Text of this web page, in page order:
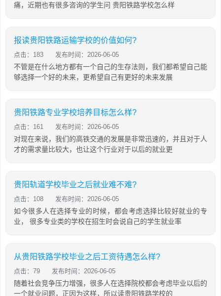
痛，近期也有很多咨询的学生问 贵阳铁路学校怎么样
报读贵阳铁路运输学校的价值如何?
点击：183 发布时间：2026-06-05
不管是在什么地方都有一个自己的生存法则，我们都希望自己能
够选择一个好的未来，更希望自己有更好的未来发展
贵阳铁路专业学校培养目标怎么样?
点击：161 发布时间：2026-06-05
对现在来说，我们的高铁交通的发展是非常迅速的，并且对于人
才的需求量比较大，也让这个行业对于以后的就业更
贵阳轨道学校毕业之后就业难不难?
点击：108 发布时间：2026-06-05
如今很多人在选择专业的时候，都会考虑选择比较好就业的专
业， 很多专业类的学校在招生时会说自己的学生就业率
从贵阳铁路学校毕业之后工资待遇怎么样?
点击：79 发布时间：2026-06-05
随着社会竞争压力增强，很多人在选择院校都会考虑毕业以后的
一个就业问题，正因为这样，所以读贵阳铁路学校的